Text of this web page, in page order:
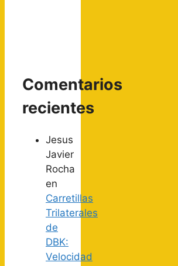
Comentarios
recientes
Jesus
Javier
Rocha
en
Carretillas
Trilaterales
de
DBK:
Velocidad